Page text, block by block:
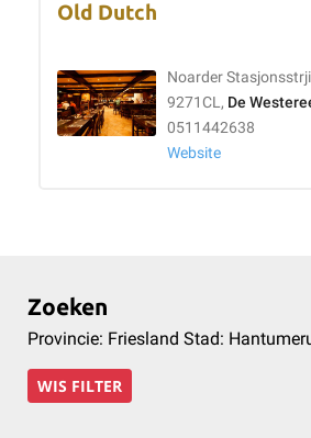
Old Dutch
Noarder
9271CL, De
0511442638
Website
Zoeken
Provincie: Friesland Stad:
WIS FILTER